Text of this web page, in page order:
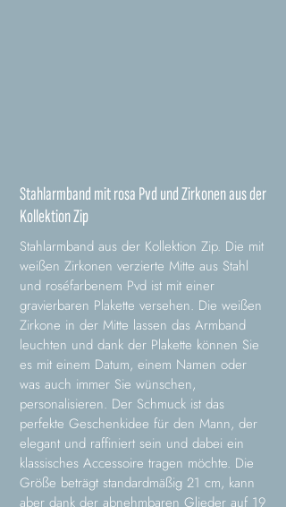
Stahlarmband mit rosa Pvd und Zirkonen aus der
Kollektion Zip
Stahlarmband aus der Kollektion Zip. Die mit
weißen Zirkonen verzierte Mitte aus Stahl
und roséfarbenem Pvd ist mit einer
gravierbaren Plakette versehen. Die weißen
Zirkone in der Mitte lassen das Armband
leuchten und dank der Plakette können Sie
es mit einem Datum, einem Namen oder
was auch immer Sie wünschen,
personalisieren. Der Schmuck ist das
perfekte Geschenkidee für den Mann, der
elegant und raffiniert sein und dabei ein
klassisches Accessoire tragen möchte. Die
Größe beträgt standardmäßig 21 cm, kann
aber dank der abnehmbaren Glieder auf 19